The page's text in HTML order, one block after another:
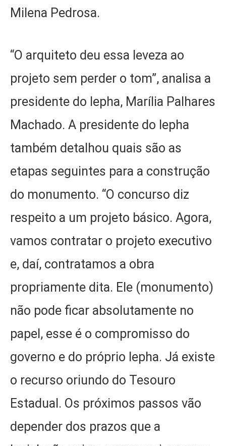
Milena Pedrosa.
“O arquiteto deu essa leveza ao
projeto sem perder o tom”, analisa a
presidente do Iepha, Marília Palhares
Machado. A presidente do Iepha
também detalhou quais são as
etapas seguintes para a construção
do monumento. “O concurso diz
respeito a um projeto básico. Agora,
vamos contratar o projeto executivo
e, daí, contratamos a obra
propriamente dita. Ele (monumento)
não pode ficar absolutamente no
papel, esse é o compromisso do
governo e do próprio Iepha. Já existe
o recurso oriundo do Tesouro
Estadual. Os próximos passos vão
depender dos prazos que a